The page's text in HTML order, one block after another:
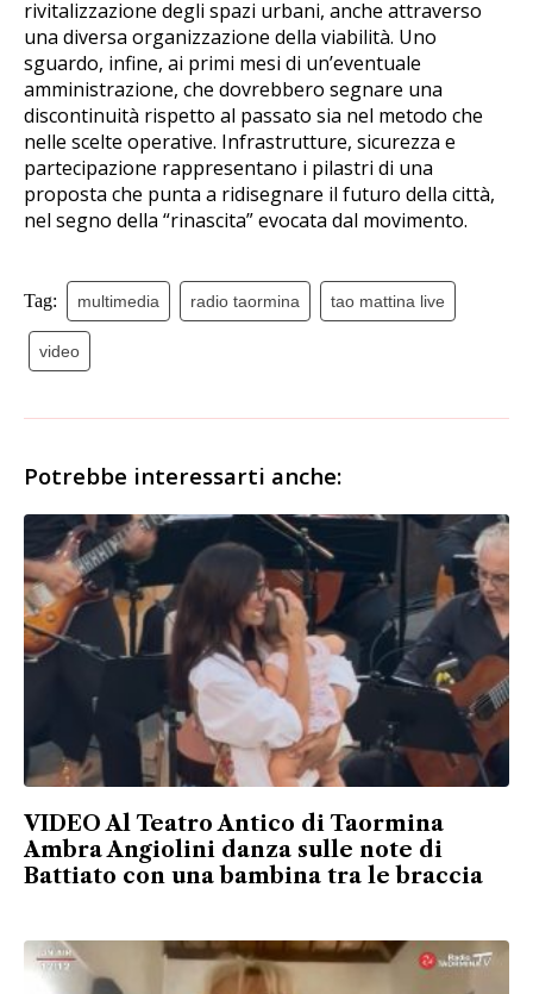
rivitalizzazione degli spazi urbani, anche attraverso
una diversa organizzazione della viabilità. Uno
sguardo, infine, ai primi mesi di un’eventuale
amministrazione, che dovrebbero segnare una
discontinuità rispetto al passato sia nel metodo che
nelle scelte operative. Infrastrutture, sicurezza e
partecipazione rappresentano i pilastri di una
proposta che punta a ridisegnare il futuro della città,
nel segno della “rinascita” evocata dal movimento.
Tag: multimedia radio taormina tao mattina live
video
Potrebbe interessarti anche:
VIDEO Al Teatro Antico di Taormina
Ambra Angiolini danza sulle note di
Battiato con una bambina tra le braccia